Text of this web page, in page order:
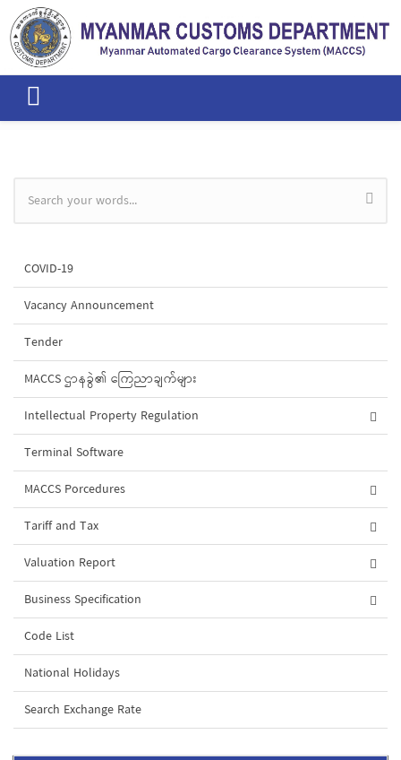
Skip to main content
Search form
COVID-19
Vacancy Announcement
Tender
MACCS ဌာနခွဲ၏ ကြေညာချက်များ
Intellectual Property Regulation
Terminal Software
MACCS Porcedures
Tariff and Tax
Valuation Report
Business Specification
Code List
National Holidays
Search Exchange Rate